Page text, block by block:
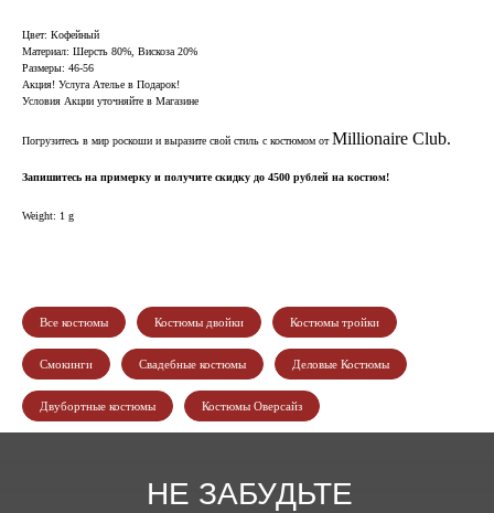
Цвет: Кофейный
Материал: Шерсть 80%, Вискоза 20%
Размеры: 46-56
Акция! Услуга Ателье в Подарок!
Условия Акции уточняйте в Магазине
Погрузитесь в мир роскоши и выразите свой стиль с костюмом отMillionaire Сlub.
Запишитесь на примерку и получите скидку до 4500 рублей на костюм!
Weight: 1 g
Все костюмы Костюмы двойки Костюмы тройки
Смокинги Свадебные костюмы Деловые Костюмы
Двубортные костюмы Костюмы Оверсайз
НЕ ЗАБУДЬТЕ